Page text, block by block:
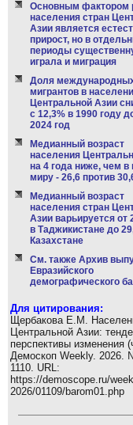
Основным фактором
населения стран
Азии является
прирост, но в
периоды
играла и миграция
Доля
мигрантов в
Центральной Азии
с 12,3% в 1990 году
2024 год
Медианный возраст
населения
на 4 года ниже, чем в
миру - 26,6 против
Медианный возраст
населения стран
Азии варьируется от
в Таджикистане до
Казахстане
См. также Архив
Евразийского
демографического
Для цитирования:
Щербакова Е.М.
Центральной Азии:
перспективы изменения
Демоскоп Weekly. 2026.
1110. URL:
https://demoscope.ru/
2026/01109/barom01.php